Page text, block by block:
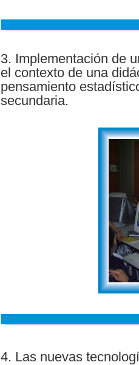
3. Implementación de
el contexto de una
pensamiento
secundaria.
4. Las nuevas